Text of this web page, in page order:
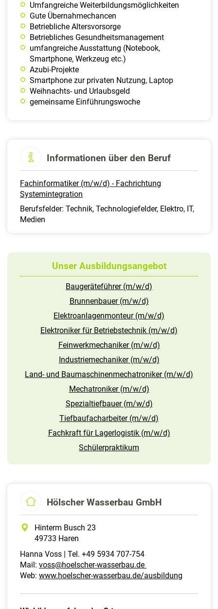
Umfangreiche Weiterbildungsmöglichkeiten
Gute Übernahmechancen
Betriebliche Altersvorsorge
Betriebliches Gesundheitsmanagement
umfangreiche Ausstattung (Notebook,
Smartphone, Werkzeug etc.)
Azubi-Projekte
Smartphone zur privaten Nutzung, Laptop
Weihnachts- und Urlaubsgeld
gemeinsame Einführungswoche
Informationen über den Beruf
Fachinformatiker (m/w/d) - Fachrichtung
Systemintegration
Berufsfelder: Technik, Technologiefelder, Elektro, IT,
Medien
Unser Ausbildungsangebot
Baugeräteführer (m/w/d)
Brunnenbauer (m/w/d)
Elektroanlagenmonteur (m/w/d)
Elektroniker für Betriebstechnik (m/w/d)
Feinwerkmechaniker (m/w/d)
Industriemechaniker (m/w/d)
Land- und Baumaschinenmechatroniker (m/w/d)
Mechatroniker (m/w/d)
Spezialtiefbauer (m/w/d)
Tiefbaufacharbeiter (m/w/d)
Fachkraft für Lagerlogistik (m/w/d)
Schülerpraktikum
Hölscher Wasserbau GmbH
Hinterm Busch 23
49733 Haren
Hanna Voss | Tel. +49 5934 707-754
Mail: voss@hoelscher-wasserbau.de
Web: www.hoelscher-wasserbau.de/ausbildung